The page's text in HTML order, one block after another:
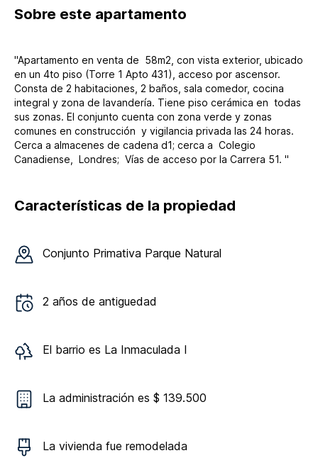
Sobre este apartamento
"Apartamento en venta de 58m2, con vista exterior, ubicado
en un 4to piso (Torre 1 Apto 431), acceso por ascensor.
Consta de 2 habitaciones, 2 baños, sala comedor, cocina
integral y zona de lavandería. Tiene piso cerámica en todas
sus zonas. El conjunto cuenta con zona verde y zonas
comunes en construcción y vigilancia privada las 24 horas.
Cerca a almacenes de cadena d1; cerca a Colegio
Canadiense, Londres; Vías de acceso por la Carrera 51. "
Características de la propiedad
Conjunto Primativa Parque Natural
2 años de antiguedad
El barrio es La Inmaculada I
La administración es $ 139.500
La vivienda fue remodelada